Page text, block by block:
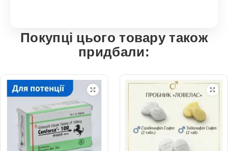
Покупці цього товару також
придбали: